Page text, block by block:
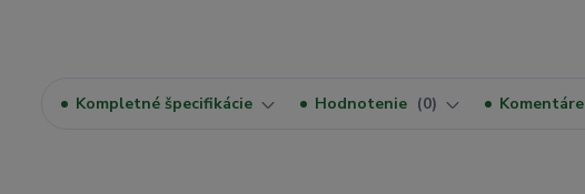
Kompletné špecifikácie Hodnotenie 0 Komentáre